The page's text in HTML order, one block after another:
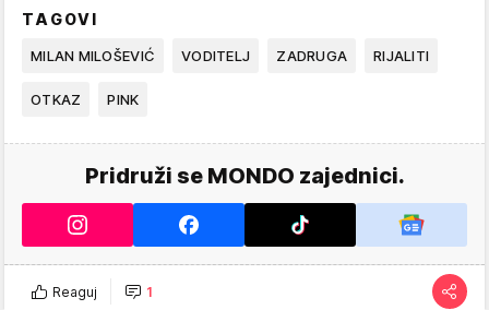
TAGOVI
MILAN MILOŠEVIĆ VODITELJ ZADRUGA RIJALITI
OTKAZ PINK
Pridruži se MONDO zajednici.
Reaguj 1